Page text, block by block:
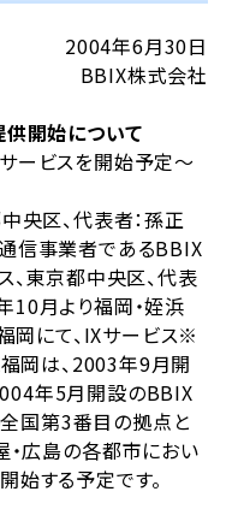
2004年6月30日
BBIX株式会社
開始について
ービスを開始予定～
央区、代表者：孫正
信事業者であるBBIX
、東京都中央区、代表
10月より福岡・姪浜
岡にて、IXサービス※
岡は、2003年9月開
年5月開設のBBIX
全国第3番目の拠点と
・広島の各都市におい
始する予定です。